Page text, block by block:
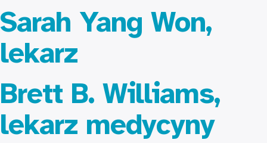
Sarah Yang Won,
lekarz
Brett B. Williams,
lekarz medycyny